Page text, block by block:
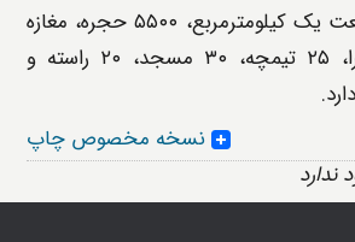
تاریخی تبریز با وسعت یک کیلومترمربع، ۵۵۰۰ حجره، مغازه
و فروشگاه، ۳۵ سرا، ۲۵ تیمچه، ۳۰ مسجد، ۲۰ راسته و
نسخه مخصوص چاپ
ندارد